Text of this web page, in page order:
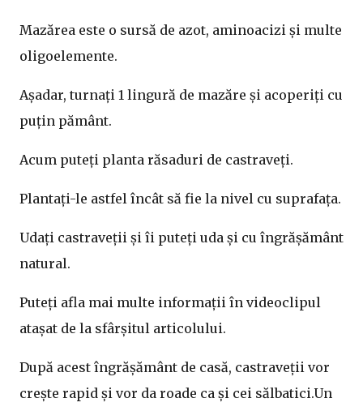
Mazărea este o sursă de azot, aminoacizi și multe
oligoelemente.
Așadar, turnați 1 lingură de mazăre și acoperiți cu
puțin pământ.
Acum puteți planta răsaduri de castraveți.
Plantați-le astfel încât să fie la nivel cu suprafața.
Udați castraveții și îi puteți uda și cu îngrășământ
natural.
Puteți afla mai multe informații în videoclipul
atașat de la sfârșitul articolului.
După acest îngrășământ de casă, castraveții vor
crește rapid și vor da roade ca și cei sălbatici.Un